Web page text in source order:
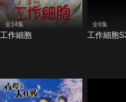
全14集
工作細胞
全8集
工作細胞